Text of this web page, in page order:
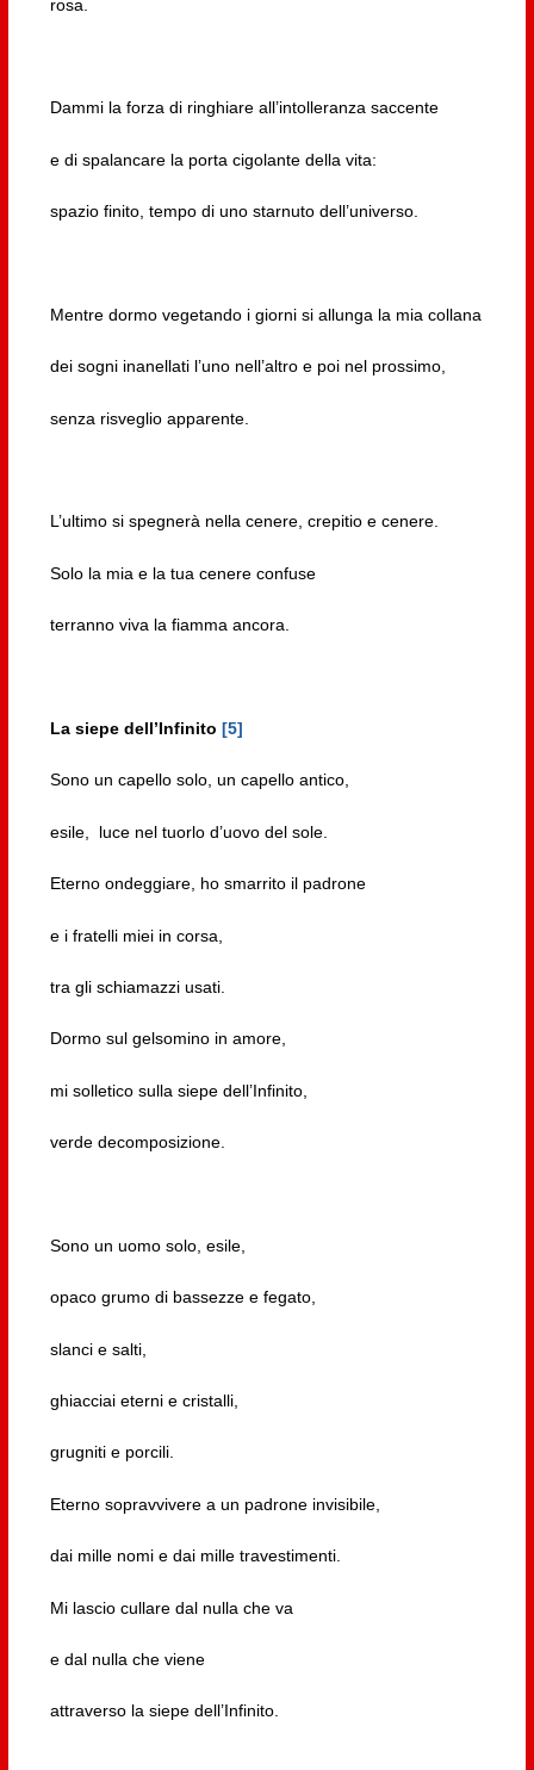
rosa.
Dammi la forza di ringhiare all’intolleranza saccente
e di spalancare la porta cigolante della vita:
spazio finito, tempo di uno starnuto dell’universo.
Mentre dormo vegetando i giorni si allunga la mia collana
dei sogni inanellati l’uno nell’altro e poi nel prossimo,
senza risveglio apparente.
L’ultimo si spegnerà nella cenere, crepitio e cenere.
Solo la mia e la tua cenere confuse
terranno viva la fiamma ancora.
La siepe dell’Infinito [5]
Sono un capello solo, un capello antico,
esile, luce nel tuorlo d’uovo del sole.
Eterno ondeggiare, ho smarrito il padrone
e i fratelli miei in corsa,
tra gli schiamazzi usati.
Dormo sul gelsomino in amore,
mi solletico sulla siepe dell’Infinito,
verde decomposizione.
Sono un uomo solo, esile,
opaco grumo di bassezze e fegato,
slanci e salti,
ghiacciai eterni e cristalli,
grugniti e porcili.
Eterno sopravvivere a un padrone invisibile,
dai mille nomi e dai mille travestimenti.
Mi lascio cullare dal nulla che va
e dal nulla che viene
attraverso la siepe dell’Infinito.